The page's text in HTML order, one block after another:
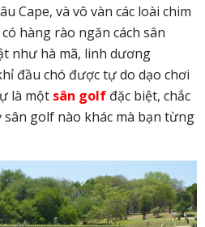
Cape, và vô vàn các loài chim
hàng rào ngăn cách sân
như hà mã, linh dương
đầu chó được tự do dạo chơi
là một sân golf đặc biệt, chắc
golf nào khác mà bạn từng